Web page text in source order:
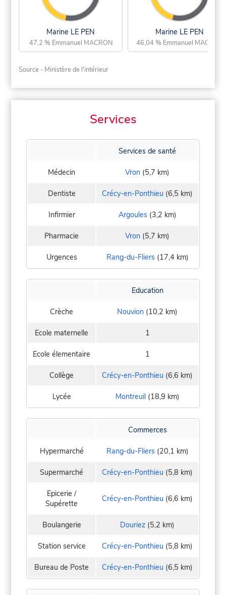
Marine LE PEN
47,2 % Emmanuel MACRON
Marine LE PEN
46,04 % Emmanuel MACRON
Source - Ministère de l'intérieur
Services
Services de santé
Médecin Vron (5,7 km)
Dentiste Crécy-en-Ponthieu (6,5 km)
Infirmier Argoules(3,2 km)
Pharmacie Vron (5,7 km)
Urgences Rang-du-Fliers(17,4 km)
Education
Crèche Nouvion (10,2 km)
Ecole maternelle 1
Ecole élementaire 1
Collège Crécy-en-Ponthieu (6,6 km)
Lycée Montreuil(18,9 km)
Commerces
Hypermarché Rang-du-Fliers(20,1 km)
Supermarché Crécy-en-Ponthieu (5,8 km)
Epicerie /
Supérette
Crécy-en-Ponthieu (6,6 km)
Boulangerie Douriez (5,2 km)
Station service Crécy-en-Ponthieu (5,8 km)
Bureau de Poste Crécy-en-Ponthieu (6,5 km)